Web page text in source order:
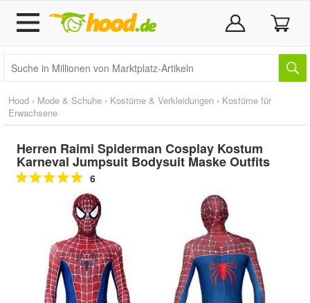
Hood › Mode & Schuhe › Kostüme & Verkleidungen › Kostüme für
Erwachsene
Herren Raimi Spiderman Cosplay Kostum
Karneval Jumpsuit Bodysuit Maske Outfits
6